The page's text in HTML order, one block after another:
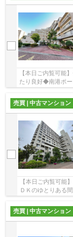
【本日ご内覧可能
たり良好◆南港ポー
暮らしやすい３Ｌ
売買 | 中古マンション
【本日ご内覧可能
ＤＫのゆとりある
ポートタウン線「
売買 | 中古マンション